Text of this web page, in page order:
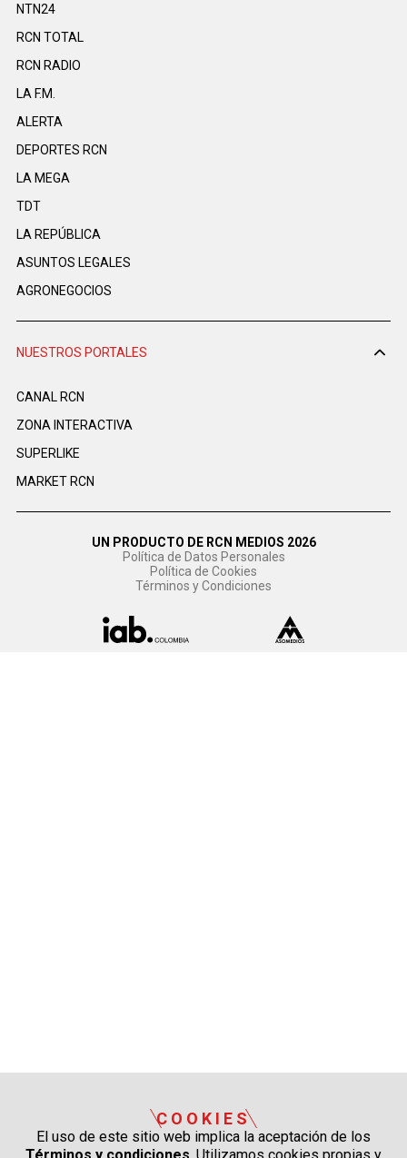
NTN24
RCN TOTAL
RCN RADIO
LA F.M.
ALERTA
DEPORTES RCN
LA MEGA
TDT
LA REPÚBLICA
ASUNTOS LEGALES
AGRONEGOCIOS
NUESTROS PORTALES
CANAL RCN
ZONA INTERACTIVA
SUPERLIKE
MARKET RCN
UN PRODUCTO DE RCN MEDIOS 2026
Política de Datos Personales
Política de Cookies
Términos y Condiciones
COOKIES
El uso de este sitio web implica la aceptación de los